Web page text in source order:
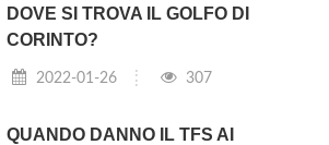
DOVE SI TROVA IL GOLFO DI
CORINTO?
2022-01-26 307
QUANDO DANNO IL TFS AI